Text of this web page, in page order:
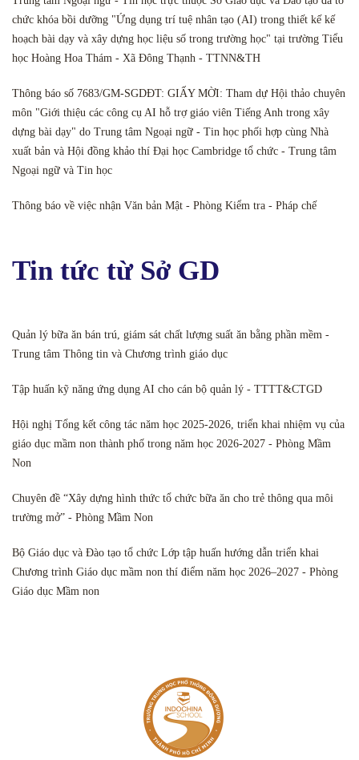
chức khóa bồi dưỡng "Ứng dụng trí tuệ nhân tạo (AI) trong thiết kế kế
hoạch bài dạy và xây dựng học liệu số trong trường học" tại trường Tiểu
học Hoàng Hoa Thám - Xã Đông Thạnh - TTNN&TH
Thông báo số 7683/GM-SGDĐT: GIẤY MỜI: Tham dự Hội thảo chuyên
môn "Giới thiệu các công cụ AI hỗ trợ giáo viên Tiếng Anh trong xây
dựng bài dạy" do Trung tâm Ngoại ngữ - Tin học phối hợp cùng Nhà
xuất bản và Hội đồng khảo thí Đại học Cambridge tổ chức - Trung tâm
Ngoại ngữ và Tin học
Thông báo về việc nhận Văn bản Mật - Phòng Kiểm tra - Pháp chế
Tin tức từ Sở GD
Quản lý bữa ăn bán trú, giám sát chất lượng suất ăn bằng phần mềm -
Trung tâm Thông tin và Chương trình giáo dục
Tập huấn kỹ năng ứng dụng AI cho cán bộ quản lý - TTTT&CTGD
Hội nghị Tổng kết công tác năm học 2025-2026, triển khai nhiệm vụ của
giáo dục mầm non thành phố trong năm học 2026-2027 - Phòng Mầm
Non
Chuyên đề “Xây dựng hình thức tổ chức bữa ăn cho trẻ thông qua môi
trường mở” - Phòng Mầm Non
Bộ Giáo dục và Đào tạo tổ chức Lớp tập huấn hướng dẫn triển khai
Chương trình Giáo dục mầm non thí điểm năm học 2026–2027 - Phòng
Giáo dục Mầm non